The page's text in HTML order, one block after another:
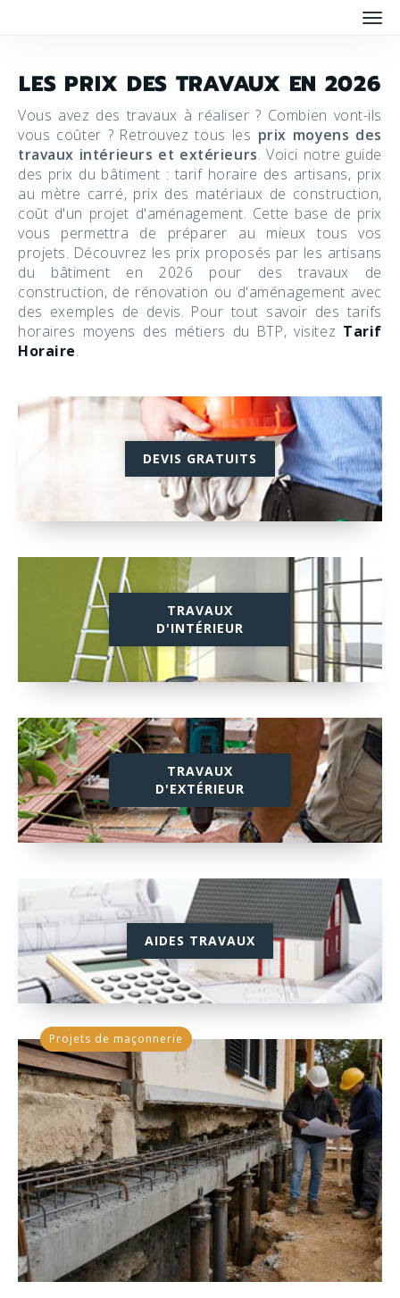
LES PRIX DES TRAVAUX EN 2026
Vous avez des travaux à réaliser ? Combien vont-ils
vous coûter ? Retrouvez tous les prix moyens des
travaux intérieurs et extérieurs. Voici notre guide
des prix du bâtiment : tarif horaire des artisans, prix
au mètre carré, prix des matériaux de construction,
coût d'un projet d'aménagement. Cette base de prix
vous permettra de préparer au mieux tous vos
projets. Découvrez les prix proposés par les artisans
du bâtiment en 2026 pour des travaux de
construction, de rénovation ou d'aménagement avec
des exemples de devis. Pour tout savoir des tarifs
horaires moyens des métiers du BTP, visitez Tarif
Horaire.
DEVIS GRATUITS
TRAVAUX
D'INTÉRIEUR
TRAVAUX
D'EXTÉRIEUR
AIDES TRAVAUX
Projets de maçonnerie